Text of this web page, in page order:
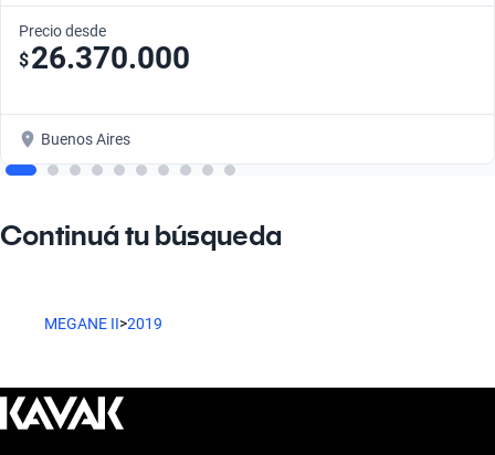
Precio desde
$26.370.000
Buenos Aires
Continuá tu búsqueda
MEGANE II>2019